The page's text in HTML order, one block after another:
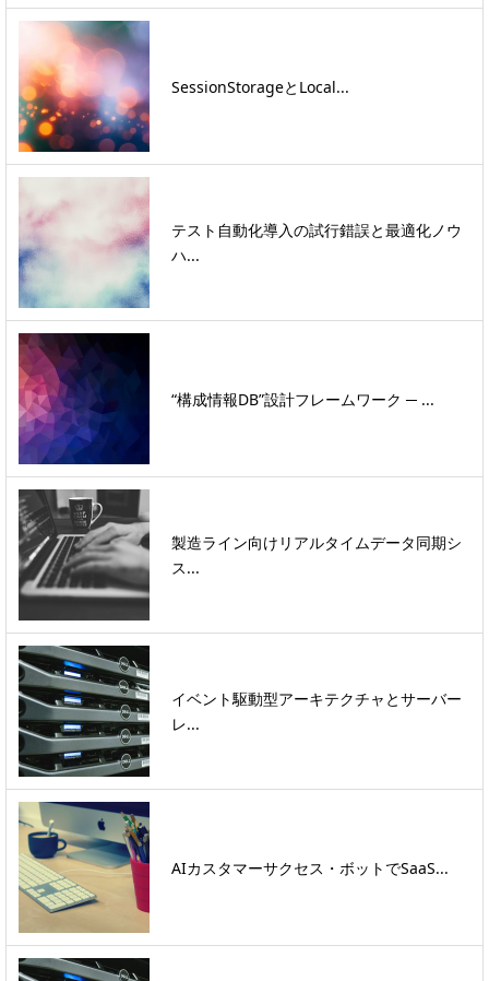
SessionStorageとLocal...
テスト自動化導入の試行錯誤と最適化ノウ
ハ...
“構成情報DB”設計フレームワーク ─ ...
製造ライン向けリアルタイムデータ同期シ
ス...
イベント駆動型アーキテクチャとサーバー
レ...
AIカスタマーサクセス・ボットでSaaS...